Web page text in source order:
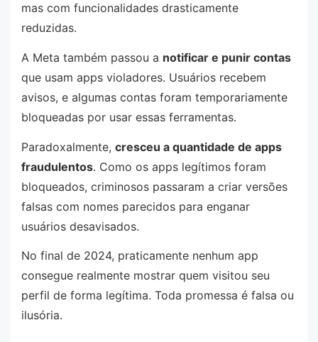
mas com funcionalidades drasticamente
reduzidas.
A Meta também passou a notificar e punir contas
que usam apps violadores. Usuários recebem
avisos, e algumas contas foram temporariamente
bloqueadas por usar essas ferramentas.
Paradoxalmente, cresceu a quantidade de apps
fraudulentos. Como os apps legítimos foram
bloqueados, criminosos passaram a criar versões
falsas com nomes parecidos para enganar
usuários desavisados.
No final de 2024, praticamente nenhum app
consegue realmente mostrar quem visitou seu
perfil de forma legítima. Toda promessa é falsa ou
ilusória.